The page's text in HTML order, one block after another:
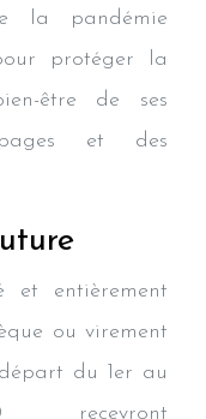
la pandémie
protéger la
être de ses
et des
et entièrement
ou virement
du 1er au